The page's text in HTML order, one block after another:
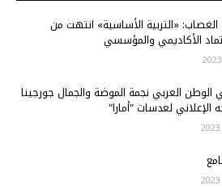
الغصاب: «التربية الأساسية» انتهت من
الأكاديمي والمؤسسي
العربي نجمة الموضة والجمال جورجينا
الإعلاني لعدسات "أمارا"